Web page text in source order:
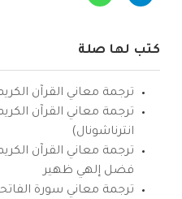
كتب لها صلة
ترجمة معاني القرآن
ترجمة معاني القرآن
انترناشونال)
ترجمة معاني القرآن
فضل إلهي ظهير
ترجمة معاني سورة